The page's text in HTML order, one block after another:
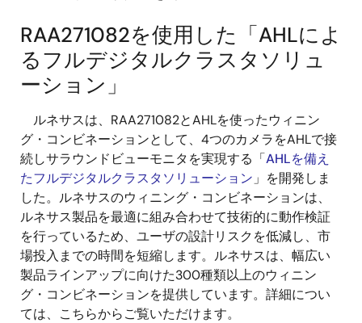
RAA271082を使用した「AHLによ
るフルデジタルクラスタソリュ
ーション」
ルネサスは、RAA271082とAHLを使ったウィニン
グ・コンビネーションとして、4つのカメラをAHLで接
続しサラウンドビューモニタを実現する「AHLを備え
たフルデジタルクラスタソリューション 」を開発しま
した。ルネサスのウィニング・コンビネーションは、
ルネサス製品を最適に組み合わせて技術的に動作検証
を行っているため、ユーザの設計リスクを低減し、市
場投入までの時間を短縮します。ルネサスは、幅広い
製品ラインアップに向けた300種類以上のウィニン
グ・コンビネーションを提供しています。詳細につい
ては、こちらからご覧いただけます。